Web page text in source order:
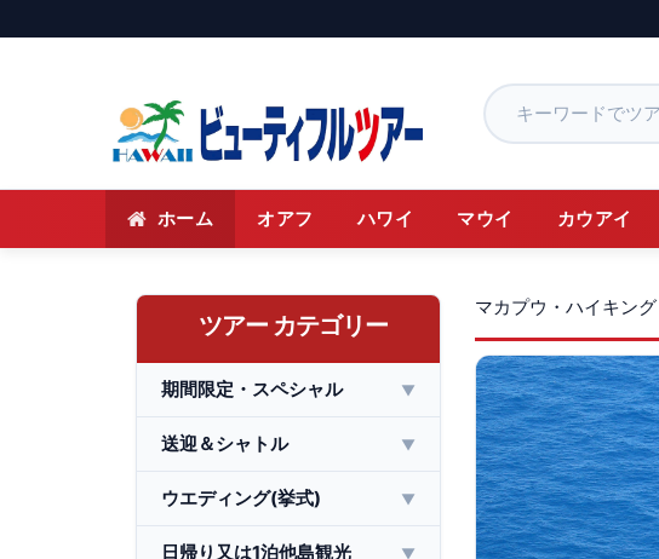
ホーム オアフ ハワイ マウイ カウアイ
ツアー カテゴリー
期間限定・スペシャル ▼
送迎＆シャトル ▼
ウエディング(挙式) ▼
日帰り又は1泊他島観光 ▼
マカプウ・ハイキング